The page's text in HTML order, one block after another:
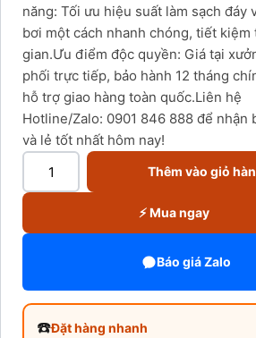
năng: Tối ưu hiệu suất làm sạch đáy
bơi một cách nhanh chóng, tiết kiệm
gian.Ưu điểm độc quyền: Giá tại
phối trực tiếp, bảo hành 12 tháng
hỗ trợ giao hàng toàn quốc.Liên hệ
Hotline/Zalo: 0901 846 888 để nhận
và lẻ tốt nhất hôm nay!
Thêm vào giỏ
⚡ Mua ngay
Báo giá Zalo
☎️Đặt hàng nhanh